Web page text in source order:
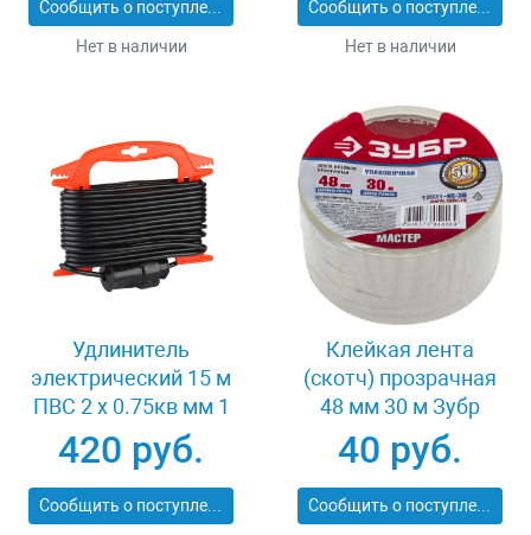
Сообщить о поступлении
Нет в наличии
Сообщить о поступлении
Нет в наличии
Удлинитель
электрический 15 м
ПВС 2 х 0.75кв мм 1
гнездо СВЕТОЗАР
МАСТЕР SV-55014-15
420 руб.
Сообщить о поступлении
Клейкая лента
(скотч) прозрачная
48 мм 30 м Зубр
МАСТЕР 12031-48-36
40 руб.
Сообщить о поступлении